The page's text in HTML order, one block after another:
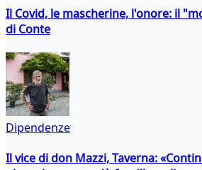
Il Covid, le mascherine, l'onore: il
di Conte
Dipendenze
Il vice di don Mazzi, Taverna: